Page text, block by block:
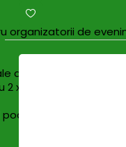
organizatorii de
acestui ecran este
3 m sau 10 x 15 m ).
fi adaptat